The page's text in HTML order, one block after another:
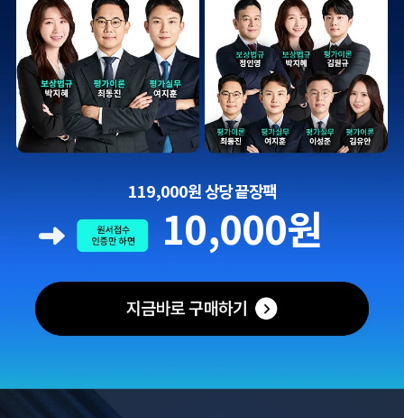
119,000원 상당 끝장팩
10,000원